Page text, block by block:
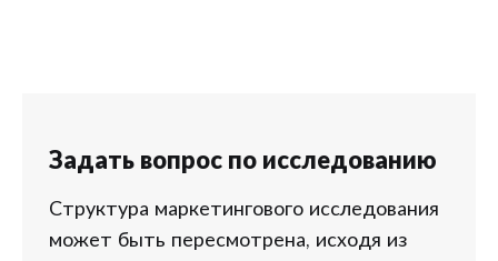
Задать вопрос по исследованию
Структура маркетингового исследования
может быть пересмотрена, исходя из